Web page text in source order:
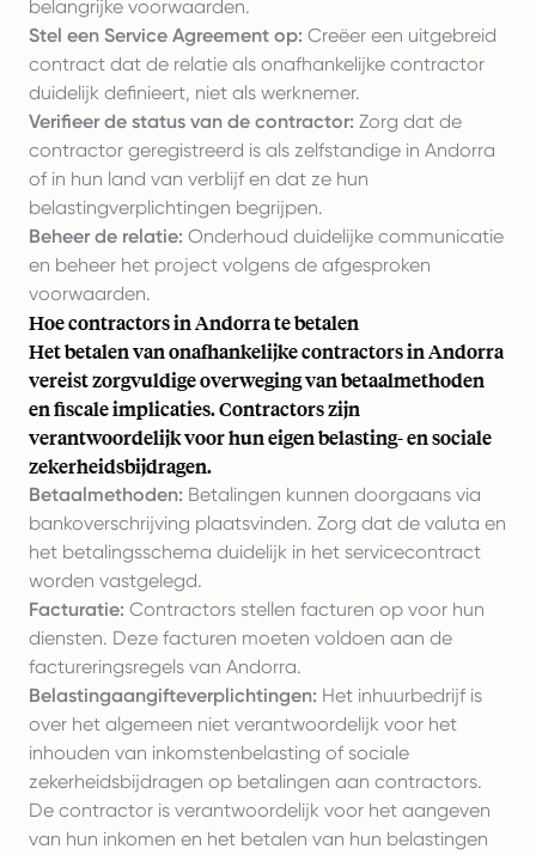
belangrijke voorwaarden.
Stel een Service Agreement op: Creëer een uitgebreid
contract dat de relatie als onafhankelijke contractor
duidelijk definieert, niet als werknemer.
Verifieer de status van de contractor: Zorg dat de
contractor geregistreerd is als zelfstandige in Andorra
of in hun land van verblijf en dat ze hun
belastingverplichtingen begrijpen.
Beheer de relatie: Onderhoud duidelijke communicatie
en beheer het project volgens de afgesproken
voorwaarden.
Hoe contractors in Andorra te betalen
Het betalen van onafhankelijke contractors in Andorra
vereist zorgvuldige overweging van betaalmethoden
en fiscale implicaties. Contractors zijn
verantwoordelijk voor hun eigen belasting- en sociale
zekerheidsbijdragen.
Betaalmethoden: Betalingen kunnen doorgaans via
bankoverschrijving plaatsvinden. Zorg dat de valuta en
het betalingsschema duidelijk in het servicecontract
worden vastgelegd.
Facturatie: Contractors stellen facturen op voor hun
diensten. Deze facturen moeten voldoen aan de
factureringsregels van Andorra.
Belastingaangifteverplichtingen: Het inhuurbedrijf is
over het algemeen niet verantwoordelijk voor het
inhouden van inkomstenbelasting of sociale
zekerheidsbijdragen op betalingen aan contractors.
De contractor is verantwoordelijk voor het aangeven
van hun inkomen en het betalen van hun belastingen